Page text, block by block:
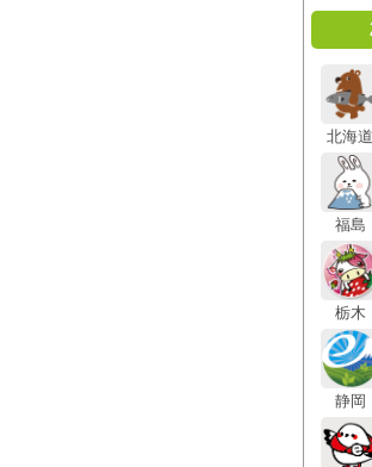
北海道
福島
栃木
静岡